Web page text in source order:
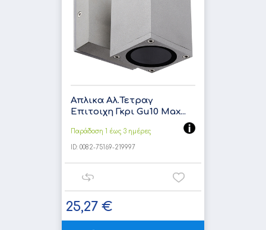
Απλικα Αλ.Τετραγ
Επιτοιχη Γκρι Gu10 Max...
Παράδοση 1 έως 3 ημέρες
ID: 0082-75169-219997
25,27 €